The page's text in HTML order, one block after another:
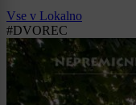
Vse v Lokalno
#DVOREC